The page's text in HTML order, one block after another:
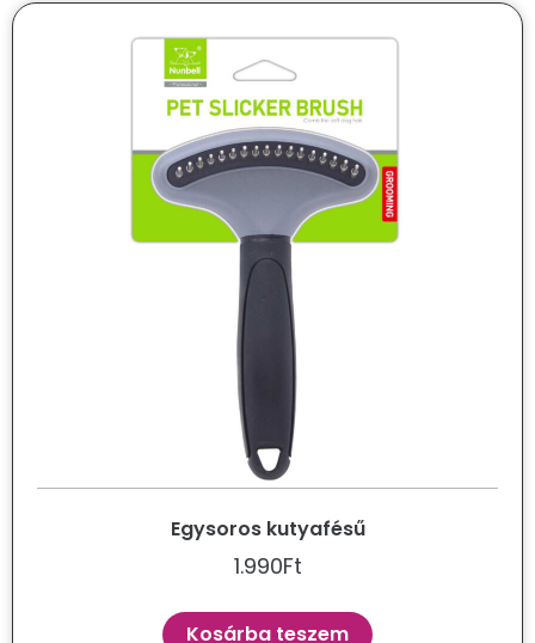
Egysoros kutyafésű
1.990Ft
Kosárba teszem